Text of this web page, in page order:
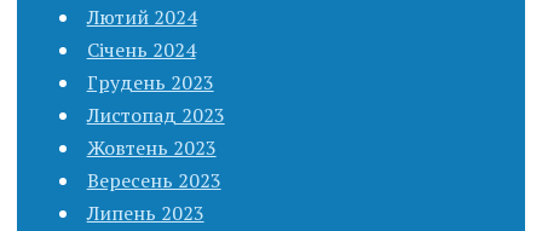
Лютий 2024
Січень 2024
Грудень 2023
Листопад 2023
Жовтень 2023
Вересень 2023
Липень 2023